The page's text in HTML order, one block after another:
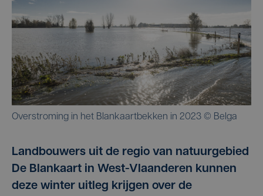
Overstroming in het Blankaartbekken in 2023 © Belga
Landbouwers uit de regio van natuurgebied
De Blankaart in West-Vlaanderen kunnen
deze winter uitleg krijgen over de